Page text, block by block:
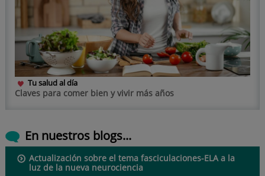
Tu salud al día
Claves para comer bien y vivir más años
En nuestros blogs...
Actualización sobre el tema fasciculaciones-ELA a la
luz de la nueva neurociencia